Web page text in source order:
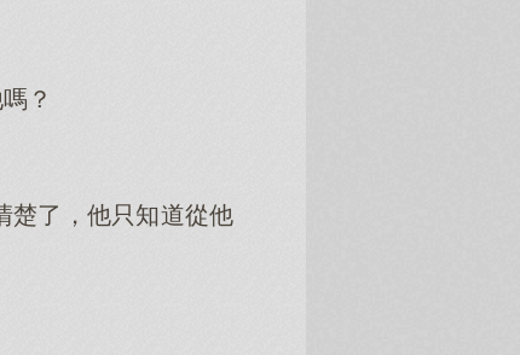
？
楚了，他只知道從他